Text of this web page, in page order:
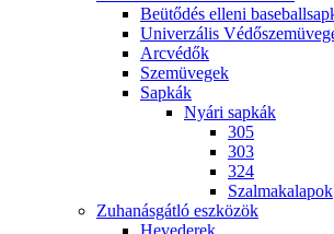
Beütődés elleni
Univerzális
Arcvédők
Szemüvegek
Sapkák
Nyári sapkák
305
303
324
Szalmakalapok
Zuhanásgátló eszközök